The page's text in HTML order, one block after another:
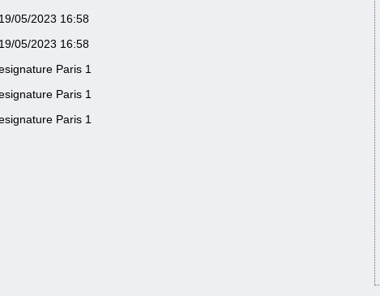
19/05/2023 16:58
19/05/2023 16:58
Paris 1
Paris 1
Paris 1